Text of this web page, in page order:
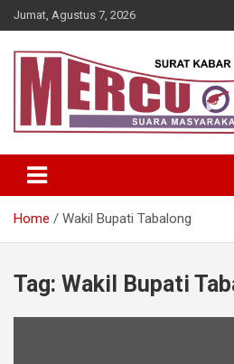
Skip
to
Jumat, Agustus 7, 2026
Mercu Benua
Home Wakil Bupati Tabalong
Tag: Wakil Bupati